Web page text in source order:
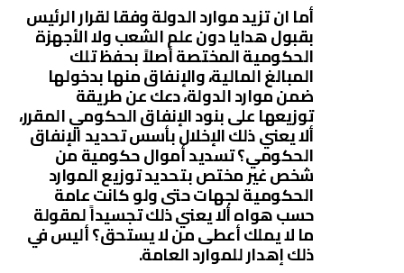
أما ان تزيد موارد الدولة وفقا لقرار الرئيس
بقبول هدايا دون علم الشعب ولا الأجهزة
الحكومية المختصة أصلاً بحفظ تلك
المبالغ المالية، والإنفاق منها بدخولها
ضمن موارد الدولة، دعك عن طريقة
توزيعها على بنود الإنفاق الحكومي المقرر،
ألا يعني ذلك الإخلال بأسس تحديد الإنفاق
الحكومي؟ تسديد أموال حكومية من
شخص غير مختص بتحديد توزيع الموارد
الحكومية لجهات حتى ولو كانت عامة
حسب هواه ألا يعني ذلك تجسيداً لمقولة
ما لا يملك أعطى من لا يستحق؟ أليس في
ذلك إهدار للموارد العامة.